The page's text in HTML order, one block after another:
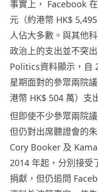
事實上， Facebook
元（約港幣 HK$
人佔大多數。與其他
政治上的支出並不突
Politics資料顯示，自
星期面對的參眾兩院
港幣 HK$ 504 萬）支
但即使不少參眾兩院
但仍對出席聽證會的
Cory Booker 及
2014 年起，分別接受
捐獻，但仍追問